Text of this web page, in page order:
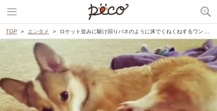
TOP エンタメ ロケット並みに駆け回りバネのように床でくねくねするワンコ！シャンプー後のセルフドライが凄すぎた(笑)